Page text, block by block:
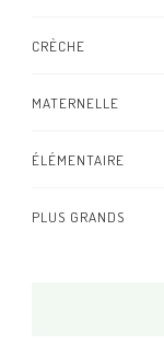
CRÈCHE
MATERNELLE
ÉLÉMENTAIRE
PLUS GRANDS